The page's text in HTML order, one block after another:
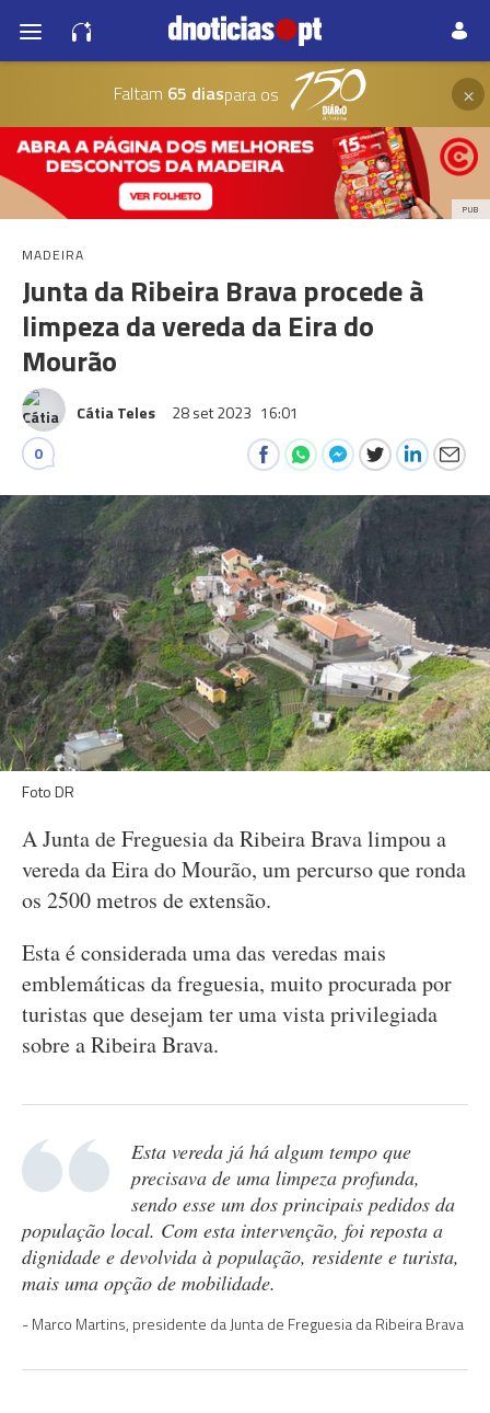
Faltam 65 diaspara os ×
PUB
MADEIRA
Junta da Ribeira Brava procede à
limpeza da vereda da Eira do
Mourão
Cátia Teles 28 set 2023 16:01
0
Foto DR
A Junta de Freguesia da Ribeira Brava limpou a
vereda da Eira do Mourão, um percurso que ronda
os 2500 metros de extensão.
Esta é considerada uma das veredas mais
emblemáticas da freguesia, muito procurada por
turistas que desejam ter uma vista privilegiada
sobre a Ribeira Brava.
Esta vereda já há algum tempo que
precisava de uma limpeza profunda,
sendo esse um dos principais pedidos da
população local. Com esta intervenção, foi reposta a
dignidade e devolvida à população, residente e turista,
mais uma opção de mobilidade.
Marco Martins, presidente da Junta de Freguesia da Ribeira Brava